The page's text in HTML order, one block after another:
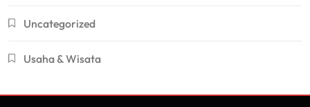
Uncategorized
Usaha & Wisata